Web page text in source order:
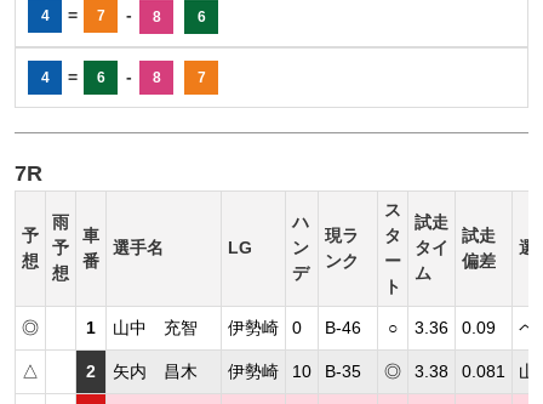
4 = 7 - 8 6
4 = 6 - 8 7
7R
予
想
雨
予
想
車
番
選手名 LG
ハ
ン
デ
現ラ
ンク
ス
タ
ー
ト
試走
タイ
ム
試走
偏差
選
◎ 1 山中 充智 伊勢崎 0 B-46 ○ 3.36 0.09 ペ
△ 2 矢内 昌木 伊勢崎 10 B-35 ◎ 3.38 0.081 山